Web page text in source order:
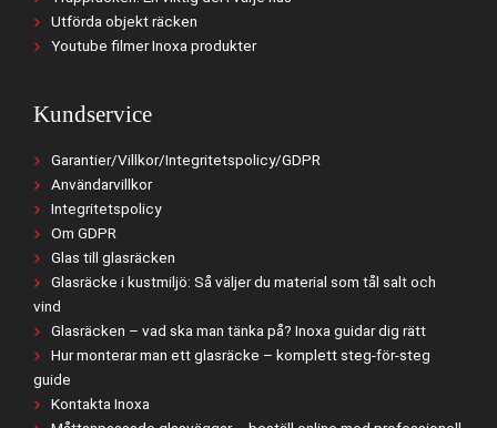
Utförda objekt räcken
Youtube filmer Inoxa produkter
Kundservice
Garantier/Villkor/Integritetspolicy/GDPR
Användarvillkor
Integritetspolicy
Om GDPR
Glas till glasräcken
Glasräcke i kustmiljö: Så väljer du material som tål salt och
vind
Glasräcken – vad ska man tänka på? Inoxa guidar dig rätt
Hur monterar man ett glasräcke – komplett steg-för-steg
guide
Kontakta Inoxa